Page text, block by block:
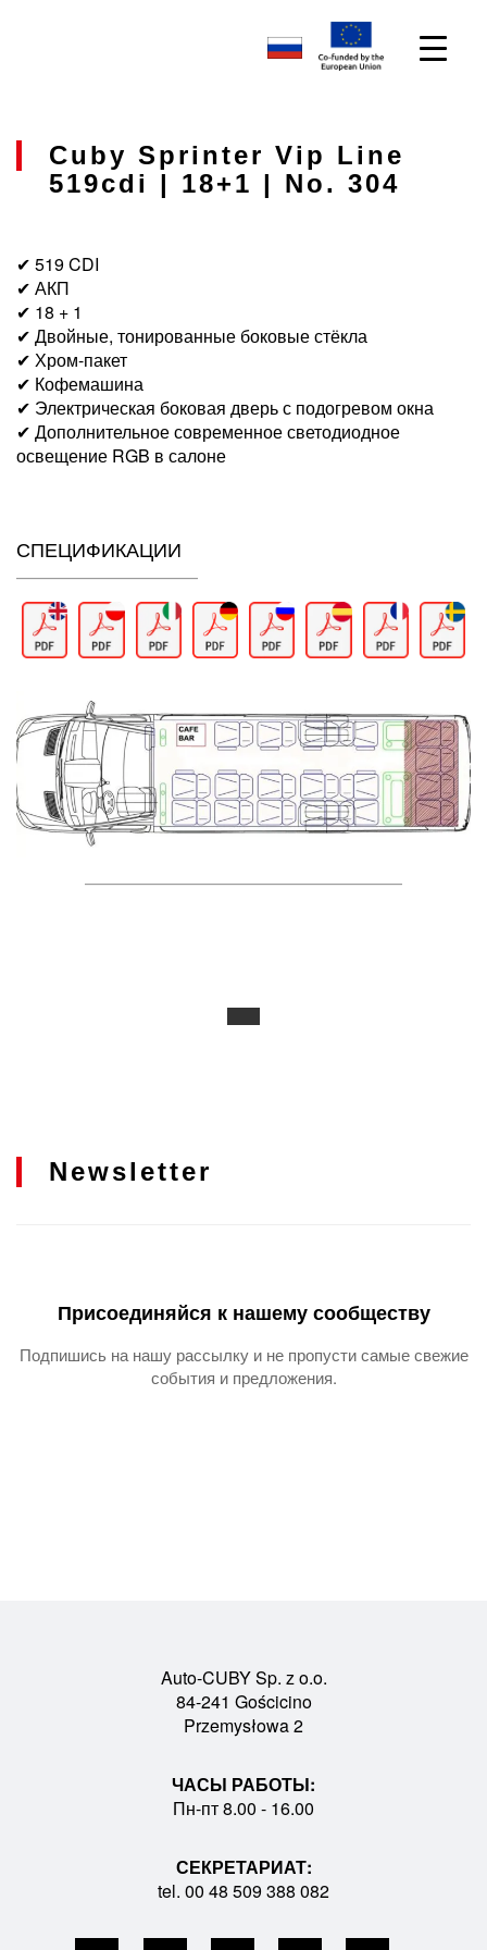
Cuby Sprinter Vip Line
519cdi | 18+1 | No. 304
✔ 519 CDI
✔ АКП
✔ 18 + 1
✔ Двойные, тонированные боковые стёкла
✔ Хром-пакет
✔ Кофемашина
✔ Электрическая боковая дверь с подогревом окна
✔ Дополнительное современное светодиодное
освещение RGB в салоне
СПЕЦИФИКАЦИИ
Newsletter
Присоединяйся к нашему сообществу
Подпишись на нашу рассылку и не пропусти самые свежие
события и предложения.
Auto-CUBY Sp. z o.o.
84-241 Gościcino
Przemysłowa 2
ЧАСЫ РАБОТЫ:
Пн-пт 8.00 - 16.00
СЕКРЕТАРИАТ:
tel. 00 48 509 388 082